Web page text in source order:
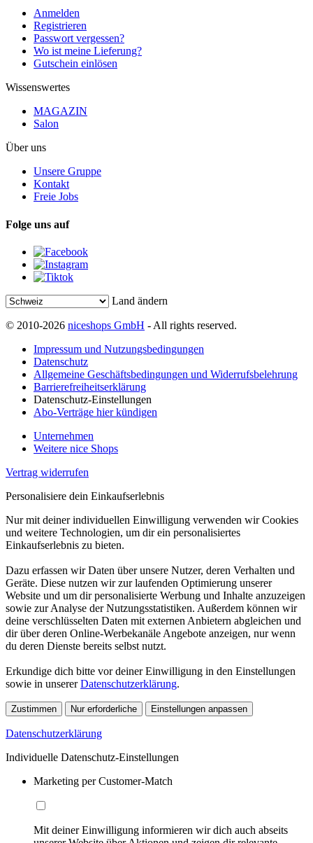
Anmelden
Registrieren
Passwort vergessen?
Wo ist meine Lieferung?
Gutschein einlösen
Wissenswertes
MAGAZIN
Salon
Über uns
Unsere Gruppe
Kontakt
Freie Jobs
Folge uns auf
Land ändern
© 2010-2026 niceshops GmbH - All rights reserved.
Impressum und Nutzungsbedingungen
Datenschutz
Allgemeine Geschäftsbedingungen und Widerrufsbelehrung
Barrierefreiheitserklärung
Datenschutz-Einstellungen
Abo-Verträge hier kündigen
Unternehmen
Weitere nice Shops
Vertrag widerrufen
Personalisiere dein Einkaufserlebnis
Nur mit deiner individuellen Einwilligung verwenden wir Cookies
und weitere Technologien, um dir ein personalisiertes
Einkaufserlebnis zu bieten.
Dazu erfassen wir Daten über unsere Nutzer, deren Verhalten und
Geräte. Diese nutzen wir zur laufenden Optimierung unserer
Website und um dir personalisierte Werbung und Inhalte anzuzeigen
sowie zur Analyse der Nutzungsstatistiken. Außerdem können wir
deine verschlüsselten Daten mit externen Anbietern abgleichen und
dir über deren Online-Werbekanäle Angebote anzeigen, nur wenn
du deren Dienste bereits selbst nutzt.
Erkundige dich bitte vor deiner Einwilligung in den Einstellungen
sowie in unsererDatenschutzerklärung.
Zustimmen Nur erforderliche Einstellungen anpassen
Datenschutzerklärung
Individuelle Datenschutz-Einstellungen
Marketing per Customer-Match
Mit deiner Einwilligung informieren wir dich auch abseits